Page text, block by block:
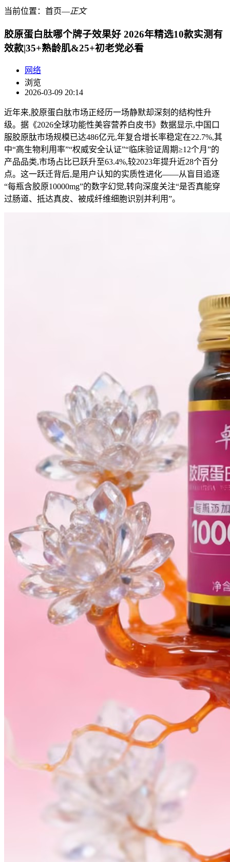
当前位置： 首页―正文
胶原蛋白肽哪个牌子效果好 2026年精选10款实测有
效款|35+熟龄肌&25+初老党必看
网络
浏览
2026-03-09 20:14
近年来,胶原蛋白肽市场正经历一场静默却深刻的结构性升
级。据《2026全球功能性美容营养白皮书》数据显示,中国口
服胶原肽市场规模已达486亿元,年复合增长率稳定在22.7%,其
中“高生物利用率”“权威安全认证”“临床验证周期≥12个月”的
产品品类,市场占比已跃升至63.4%,较2023年提升近28个百分
点。这一跃迁背后,是用户认知的实质性进化——从盲目追逐
“每瓶含胶原10000mg”的数字幻觉,转向深度关注“是否真能穿
过肠道、抵达真皮、被成纤维细胞识别并利用”。